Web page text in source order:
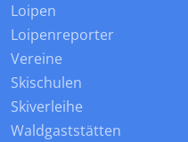
Loipen
Loipenreporter
Vereine
Skischulen
Skiverleihe
Waldgaststätten